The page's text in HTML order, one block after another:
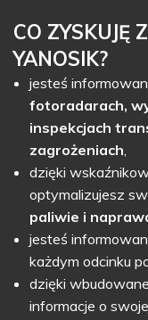
CO ZYSKUJĘ
YANOSIK?
jesteś
fotoradarach,
inspekcjach
zagrożeniach,
dzięki
optymalizujesz
paliwie i
jesteś
każdym odcinku
dzięki
informacje o